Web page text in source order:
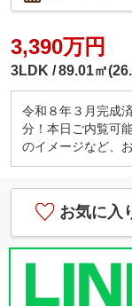
3,390万円
3LDK 89.01㎡
令和８年３月完成
分！本日ご内覧可
のイメージなど、
お気に入